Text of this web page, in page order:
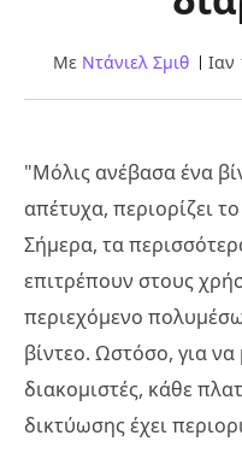
Με Ντάνιελ Σμιθ Ιαν
"Μόλις ανέβασα ένα
απέτυχα, περιορίζει
Σήμερα, τα
επιτρέπουν στους
περιεχόμενο
βίντεο. Ωστόσο, για
διακομιστές, κάθε
δικτύωσης έχει